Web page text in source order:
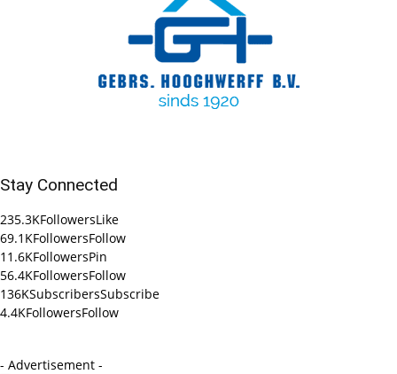
Stay Connected
235.3KFollowersLike
69.1KFollowersFollow
11.6KFollowersPin
56.4KFollowersFollow
136KSubscribersSubscribe
4.4KFollowersFollow
- Advertisement -